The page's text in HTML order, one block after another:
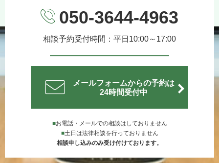
050-3644-4963
相談予約受付時間：平日10:00～17:00
メールフォームからの予約は
24時間受付中
■お電話・メールでの相談はしておりません
■土日は法律相談を行っておりません
相談申し込みのみ受け付けております。